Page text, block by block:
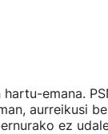
emana.
aurreikusi
ez